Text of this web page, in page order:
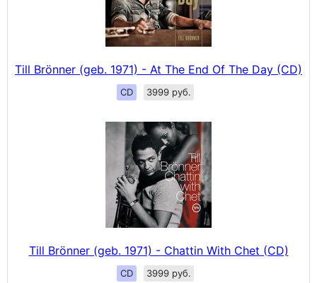
Till Brönner (geb. 1971) - At The End Of The Day (CD)
CD 3999 руб.
Till Brönner (geb. 1971) - Chattin With Chet (CD)
CD 3999 руб.